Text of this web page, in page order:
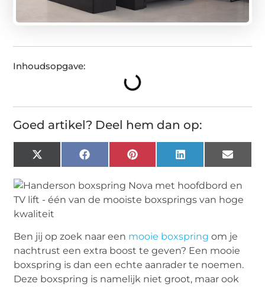
Inhoudsopgave:
Goed artikel? Deel hem dan op:
X
(Twitter)
FacebookPinterest LinkedIn Email
Ben jij op zoek naar een mooie boxspring om je
nachtrust een extra boost te geven? Een mooie
boxspring is dan een echte aanrader te noemen.
Deze boxspring is namelijk niet groot, maar ook